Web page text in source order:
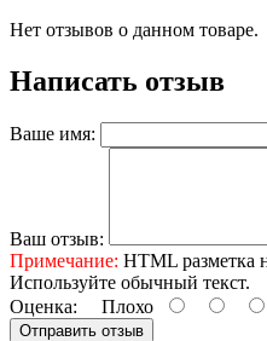
Нет отзывов о данном товаре.
Написать отзыв
Ваше имя:
Ваш отзыв:
Примечание: HTML разметка
Используйте обычный текст.
Оценка: Плохо
Отправить отзыв